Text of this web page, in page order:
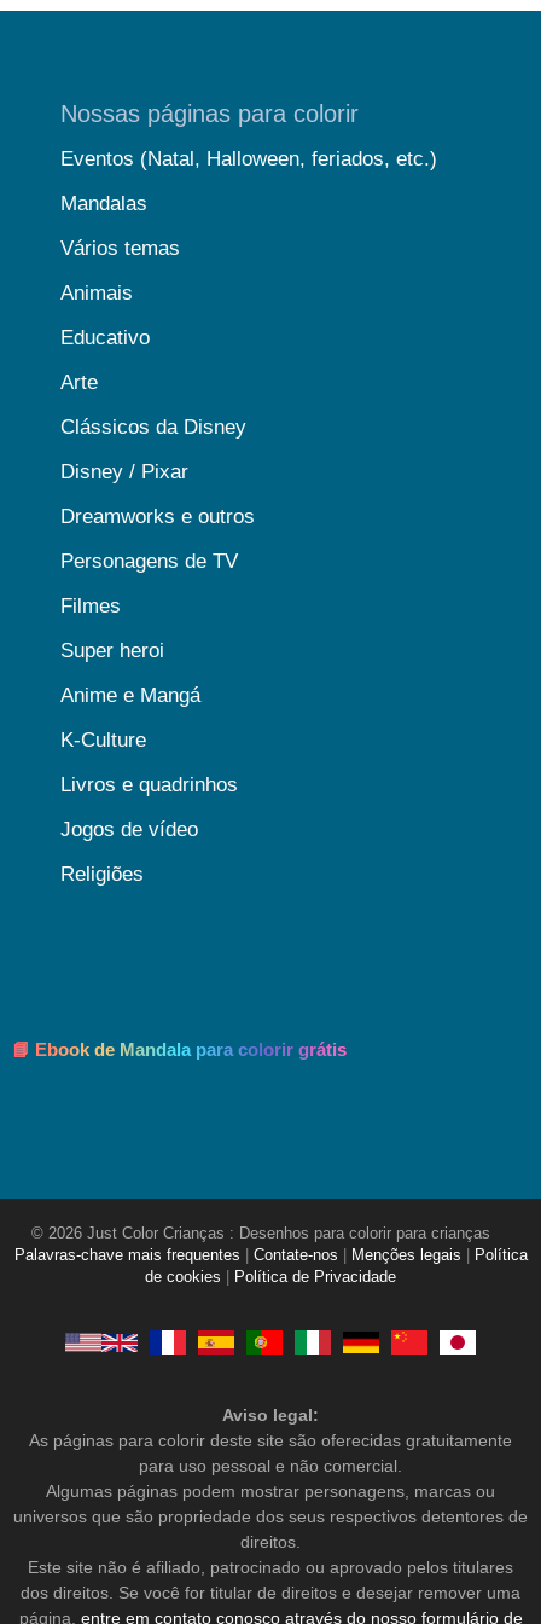
Nossas páginas para colorir
Eventos (Natal, Halloween, feriados, etc.)
Mandalas
Vários temas
Animais
Educativo
Arte
Clássicos da Disney
Disney / Pixar
Dreamworks e outros
Personagens de TV
Filmes
Super heroi
Anime e Mangá
K-Culture
Livros e quadrinhos
Jogos de vídeo
Religiões
📘 Ebook de Mandala para colorir grátis
© 2026 Just Color Crianças : Desenhos para colorir para crianças
Palavras-chave mais frequentes
Contate-nos Menções legais
Política
de cookies
Política de Privacidade
Aviso legal:
As páginas para colorir deste site são oferecidas gratuitamente
para uso pessoal e não comercial.
Algumas páginas podem mostrar personagens, marcas ou
universos que são propriedade dos seus respectivos detentores de
direitos.
Este site não é afiliado, patrocinado ou aprovado pelos titulares
dos direitos. Se você for titular de direitos e desejar remover uma
página, entre em contato conosco através do nosso formulário de